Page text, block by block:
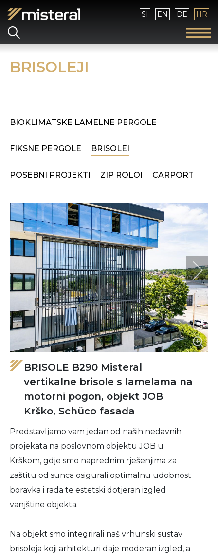
Izaberite vaš jezik
SI EN DE HR
BRISOLEJI
BIOKLIMATSKE LAMELNE PERGOLE
FIKSNE PERGOLE BRISOLEI
POSEBNI PROJEKTI ZIP ROLOI CARPORT
BRISOLE B290 Misteral
vertikalne brisole s lamelama na
motorni pogon, objekt JOB
Krško, Schüco fasada
Predstavljamo vam jedan od naših nedavnih
projekata na poslovnom objektu JOB u
Krškom, gdje smo naprednim rješenjima za
zaštitu od sunca osigurali optimalnu udobnost
boravka i rada te estetski dotjeran izgled
vanjštine objekta.
Na objekt smo integrirali naš vrhunski sustav
brisoleja koji arhitekturi daje moderan izgled, a